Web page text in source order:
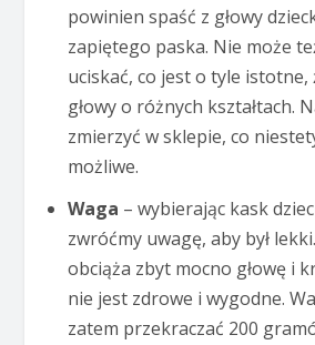
powinien spaść z głowy
zapiętego paska. Nie może
uciskać, co jest o tyle istotne,
głowy o różnych kształtach.
zmierzyć w sklepie, co
możliwe.
Waga – wybierając kask
zwróćmy uwagę, aby był
obciąża zbyt mocno głowę i
nie jest zdrowe i wygodne.
zatem przekraczać 200